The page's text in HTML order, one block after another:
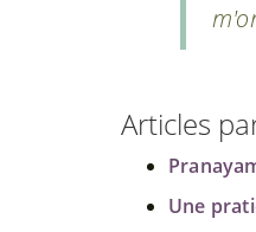
Articles
Une